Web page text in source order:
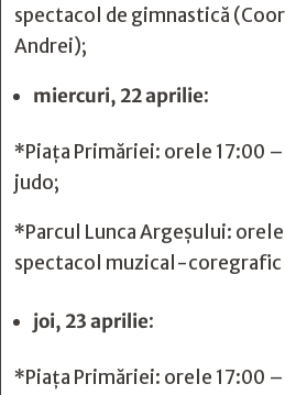
spectacol de gimnastică
Andrei);
miercuri, 22 aprilie:
*Piața Primăriei: orele 17:00
judo;
*Parcul Lunca Argeșului:
spectacol muzical-
joi, 23 aprilie:
*Piața Primăriei: orele 17:00